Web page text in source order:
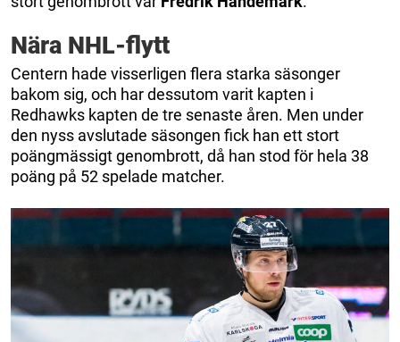
Nära NHL-flytt
Centern hade visserligen flera starka säsonger
bakom sig, och har dessutom varit kapten i
Redhawks kapten de tre senaste åren. Men under
den nyss avslutade säsongen fick han ett stort
poängmässigt genombrott, då han stod för hela 38
poäng på 52 spelade matcher.